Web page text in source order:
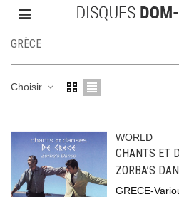
GRÈCE
Choisir
WORLD
CHANTS ET
ZORBA’S
GRECE-